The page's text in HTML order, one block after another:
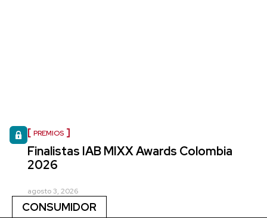
PREMIOS
Finalistas IAB MIXX Awards Colombia
2026
agosto 3, 2026
CONSUMIDOR